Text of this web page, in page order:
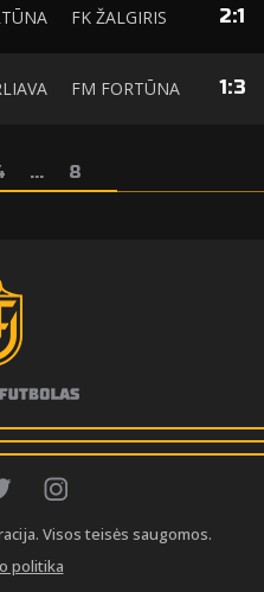
FK ŽALGIRIS 2:1
FM FORTŪNA 1:3
... 8
Visos teisės saugomos.
politika